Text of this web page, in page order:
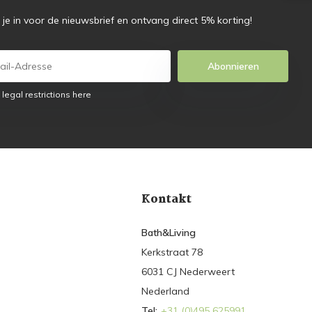
je in voor de nieuwsbrief en ontvang direct 5% korting!
Abonnieren
legal restrictions here
Kontakt
Bath&Living
Kerkstraat 78
6031 CJ Nederweert
Nederland